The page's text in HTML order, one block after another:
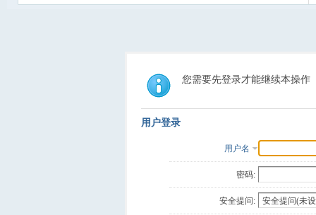
您需要先登录才能继续本操作
用户登录
用户名
密码:
安全提问: